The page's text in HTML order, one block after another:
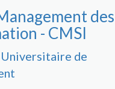
des
- CMSI
de